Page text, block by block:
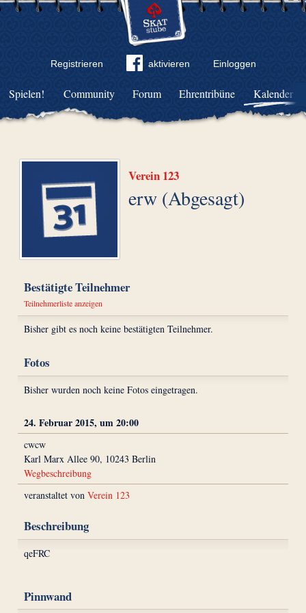
Registrieren aktivieren Einloggen
Community Forum Ehrentribüne Kalender
Spielen!
Verein 123
erw (Abgesagt)
Bestätigte Teilnehmer
Teilnehmerliste anzeigen
Bisher gibt es noch keine bestätigten Teilnehmer.
Fotos
Bisher wurden noch keine Fotos eingetragen.
24. Februar 2015, um 20:00
cwcw
Karl Marx Allee 90, 10243 Berlin
Wegbeschreibung
veranstaltet von Verein 123
Beschreibung
qeFRC
Pinnwand